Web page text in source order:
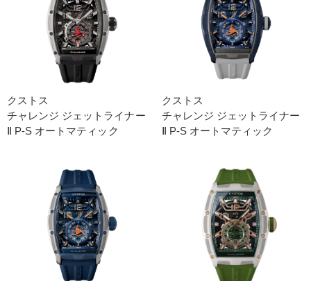
クストス
チャレンジ ジェットライナー
Ⅱ P-S オートマティック
クストス
チャレンジ ジェットライナー
Ⅱ P-S オートマティック